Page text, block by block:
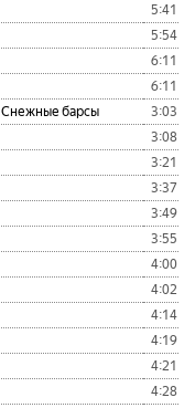
5:41:33
5:54:41
6:11:13
6:11:13
Снежные барсы
3:03:02
3:08:04
3:21:06
3:37:39
3:49:58
3:55:21
4:00:26
4:02:34
4:14:43
4:19:20
4:21:16
4:28:02